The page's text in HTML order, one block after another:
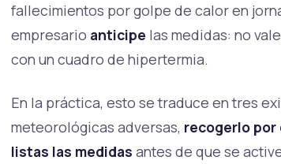
fallecimientos por golpe de calor en
empresario anticipe las medidas: no
con un cuadro de hipertermia.
En la práctica, esto se traduce en tres
meteorológicas adversas, recogerlo
listas las medidas antes de que se